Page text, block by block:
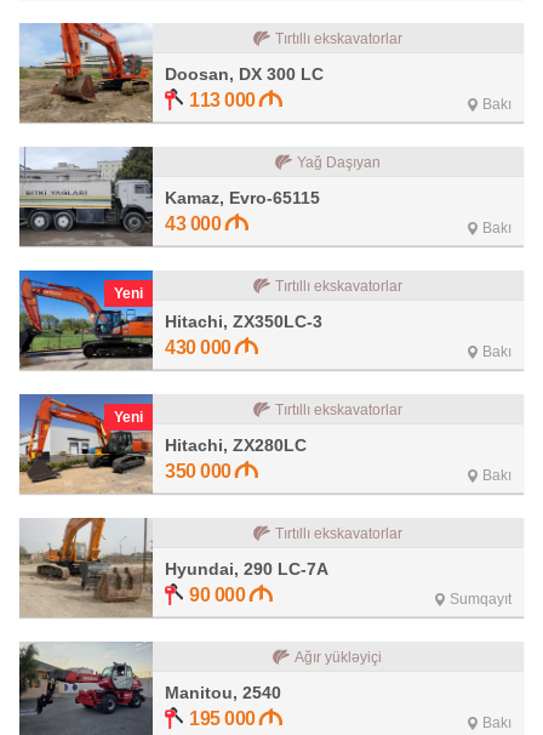
Tırtıllı ekskavatorlar
Doosan, DX 300 LC
113 000 Bakı
Yağ Daşıyan
Kamaz, Evro-65115
43 000 Bakı
Yeni Tırtıllı ekskavatorlar
Hitachi, ZX350LC-3
430 000 Bakı
Yeni Tırtıllı ekskavatorlar
Hitachi, ZX280LC
350 000 Bakı
Tırtıllı ekskavatorlar
Hyundai, 290 LC-7A
90 000 Sumqayıt
Ağır yükləyiçi
Manitou, 2540
195 000 Bakı